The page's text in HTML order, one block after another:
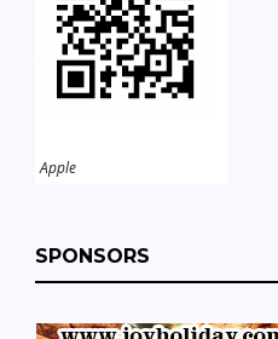
Apple
SPONSORS